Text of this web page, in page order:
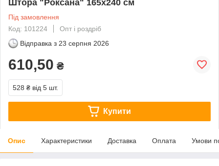
Штора "Роксана" 165х240 см
Під замовлення
Код: 101224
Опт і роздріб
Відправка з 23 серпня 2026
610,50 ₴
528 ₴ від 5 шт.
Купити
Опис Характеристики Доставка Оплата Умови